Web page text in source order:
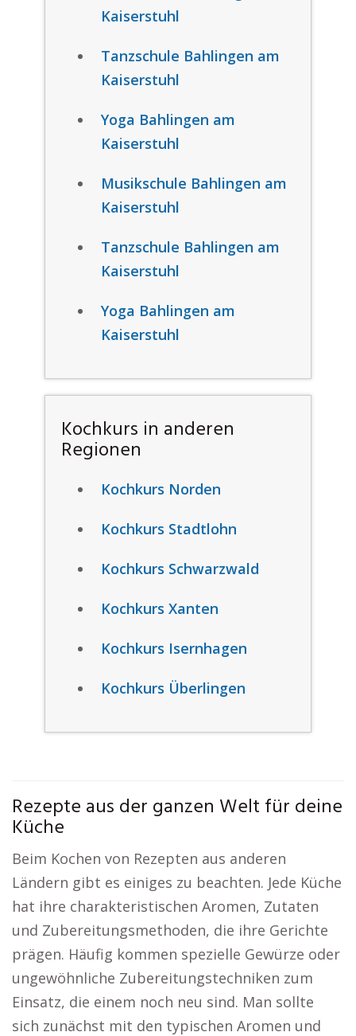
Kaiserstuhl
Tanzschule Bahlingen am
Kaiserstuhl
Yoga Bahlingen am
Kaiserstuhl
Musikschule Bahlingen am
Kaiserstuhl
Tanzschule Bahlingen am
Kaiserstuhl
Yoga Bahlingen am
Kaiserstuhl
Kochkurs in anderen
Regionen
Kochkurs Norden
Kochkurs Stadtlohn
Kochkurs Schwarzwald
Kochkurs Xanten
Kochkurs Isernhagen
Kochkurs Überlingen
Rezepte aus der ganzen Welt für deine
Küche
Beim Kochen von Rezepten aus anderen
Ländern gibt es einiges zu beachten. Jede Küche
hat ihre charakteristischen Aromen, Zutaten
und Zubereitungsmethoden, die ihre Gerichte
prägen. Häufig kommen spezielle Gewürze oder
ungewöhnliche Zubereitungstechniken zum
Einsatz, die einem noch neu sind. Man sollte
sich zunächst mit den typischen Aromen und